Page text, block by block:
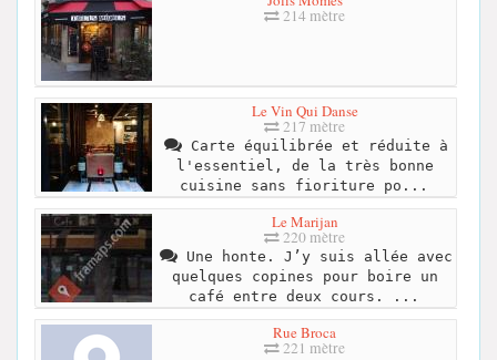
214 mètre
Le Vin Qui Danse
217 mètre
Carte équilibrée et réduite à
l'essentiel, de la très bonne
cuisine sans fioriture po...
Le Marijan
220 mètre
Une honte. J’y suis allée avec
quelques copines pour boire un
café entre deux cours. ...
Rue Broca
221 mètre